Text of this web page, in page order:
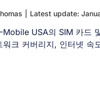
Latest update:
Mobile USA의 SIM 카드
워크 커버리지, 인터넷 속